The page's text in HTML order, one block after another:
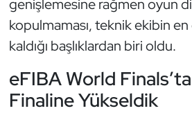
genişlemesine rağmen oyun
kopulmaması, teknik ekibin
kaldığı başlıklardan biri oldu.
eFIBA World
Finaline Yükseldik
Kick Boks
Masa Tenisi